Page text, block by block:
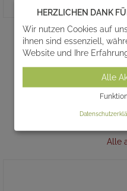
MALVA
Runde Graburne online
443,00 € *
Alle
HERZLICHEN DANK
Wir nutzen Cookies auf
ihnen sind essenziell,
Website und Ihre
Alle